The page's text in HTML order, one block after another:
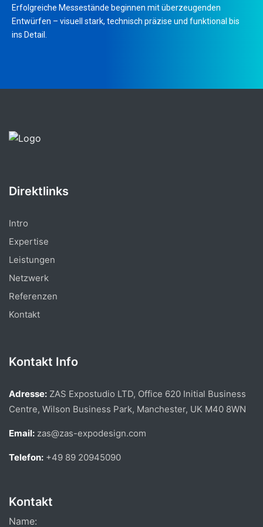
Erfolgreiche Messestände beginnen mit überzeugenden
Entwürfen – visuell stark, technisch präzise und funktional bis
ins Detail.
Direktlinks
Intro
Expertise
Leistungen
Netzwerk
Referenzen
Kontakt
Kontakt Info
Adresse: ZAS Expostudio LTD, Office 620 Initial Business
Centre, Wilson Business Park, Manchester, UK M40 8WN
Email: zas@zas-expodesign.com
Telefon: +49 89 20945090
Kontakt
Name: